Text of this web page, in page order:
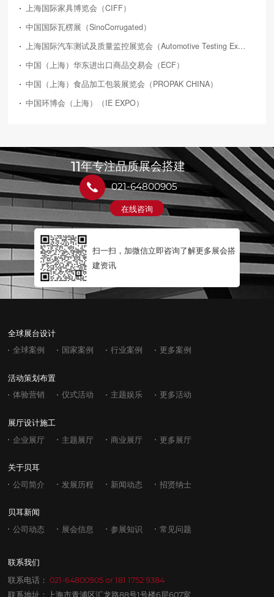
上海国际家具博览会（CIFF）
中国国际瓦楞展（SinoCorrugated）
上海国际汽车测试及质量监控展览会（Automotive Testing Expo）
中国（上海）华东进出口商品交易会（ECF）
中国（上海）食品加工包装展览会（PROPAK CHINA）
中国环博会（上海）（IE EXPO）
11年专注品质展会搭建
021-64800905
在线咨询
扫一扫，加微信立即咨询了解更多展会搭
建资讯
全球展台设计
全球案例 国家案例 行业案例 更多案例
活动策划布置
体验营销 仪式活动 主题娱乐 更多活动
展厅设计施工
企业展厅 主题展厅 商业展厅 更多展厅
关于贝耳
公司简介 发展历程 新闻动态 招贤纳士
贝耳新闻
公司动态 展会信息 参展知识 常见问题
联系我们
联系电话：021-64800905 or 181 1752 9384
联系地址：上海市青浦区汇龙路88号1号楼6层607室